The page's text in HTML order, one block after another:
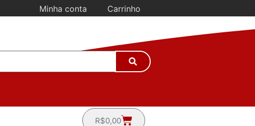
Minha conta Carrinho
R$0,00